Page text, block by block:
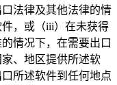
法律及其他法律的情
，或（iii）在未获得
情况下，在需要出口
、地区提供所述软
所述软件到任何地点